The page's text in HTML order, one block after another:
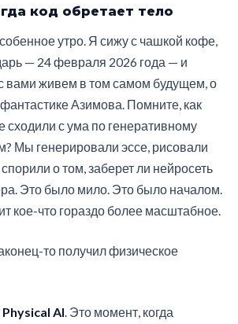
код обретает тело
утро. Я сижу с чашкой кофе,
— 24 февраля 2026 года — и
вами живем в том самом будущем, о
Азимова. Помните, как
сходили с ума по генеративному
Мы генерировали эссе, рисовали
о том, заберет ли нейросеть
Это было мило. Это было началом.
кое-что гораздо более масштабное.
то получил физическое
Physical AI . Это момент, когда